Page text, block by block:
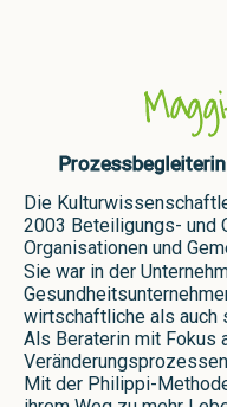
Prozessbegleiterin
Die
2003 Beteiligungs- und
Organisationen und
Sie war in der
wirtschaftliche als auch
Als Beraterin mit Fokus
Mit der Philippi-